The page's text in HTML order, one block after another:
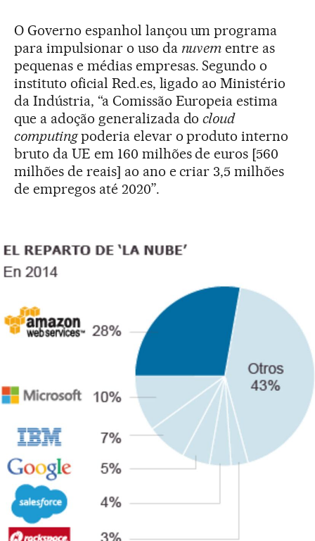
O Governo espanhol lançou um programa
para impulsionar o uso da nuvem entre as
pequenas e médias empresas. Segundo o
instituto oficial Red.es, ligado ao Ministério
da Indústria, “a Comissão Europeia estima
que a adoção generalizada docloud
computingpoderia elevar o produto interno
bruto da UE em 160 milhões de euros [560
milhões de reais] ao ano e criar 3,5 milhões
de empregos até 2020”.